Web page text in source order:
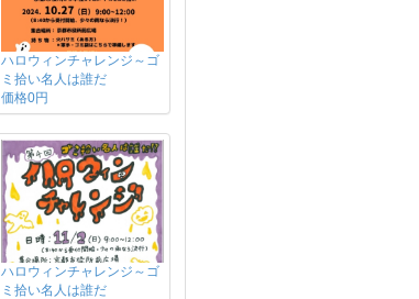
ハロウィンチャレンジ～ゴ
ミ拾い名人は誰だ
価格0円
ハロウィンチャレンジ～ゴ
ミ拾い名人は誰だ